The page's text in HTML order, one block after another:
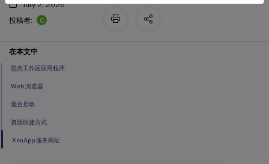
July 2, 2026
投稿者:
C
在本文中
思杰工作区应用程序
Web 浏览器
混合启动
资源快捷方式
XenApp 服务网址